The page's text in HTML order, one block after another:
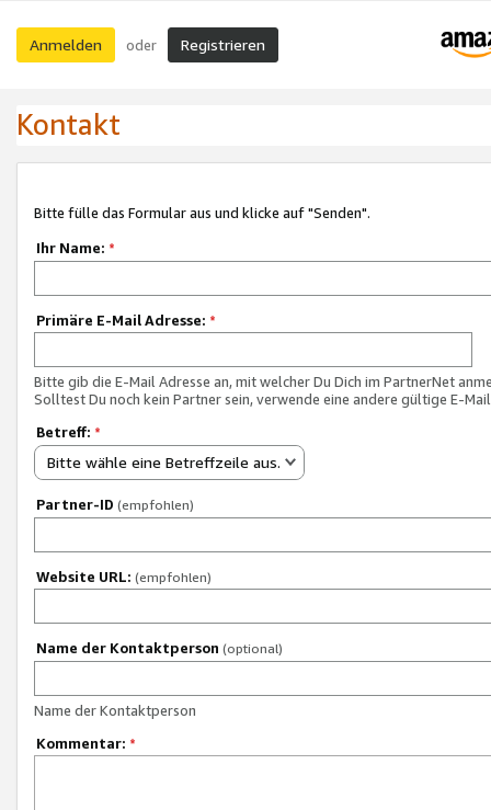
Anmelden oder Registrieren
Kontakt
Bitte fülle das Formular aus und klicke auf "Senden".
Ihr Name: *
Primäre E-Mail Adresse: *
Bitte gib die E-Mail Adresse an, mit welcher Du Dich im PartnerNet
Solltest Du noch kein Partner sein, verwende eine andere gültige E-
Betreff: *
Bitte wähle eine Betreffzeile aus.
Partner-ID (empfohlen)
Website URL: (empfohlen)
Name der Kontaktperson (optional)
Name der Kontaktperson
Kommentar: *